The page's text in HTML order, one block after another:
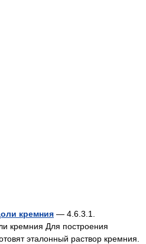
кремния — 4.6.3.1.
кремния Для построения
эталонный раствор кремния.